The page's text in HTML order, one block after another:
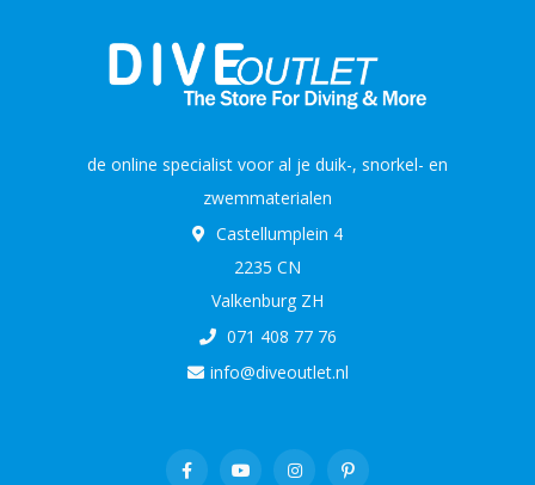
de online specialist voor al je duik-, snorkel- en
zwemmaterialen
Castellumplein 4
2235 CN
Valkenburg ZH
071 408 77 76
info@diveoutlet.nl